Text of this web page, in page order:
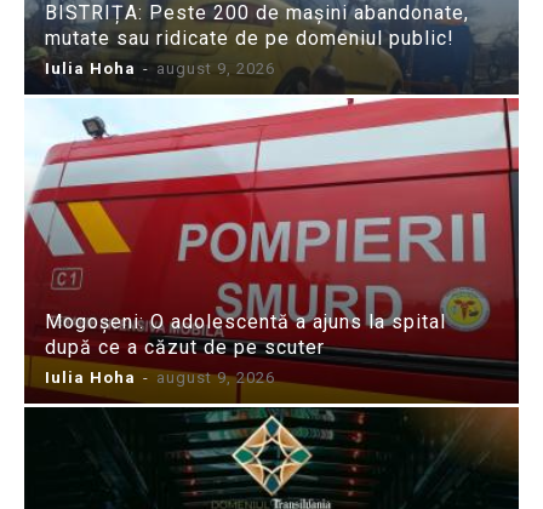
BISTRIȚA: Peste 200 de mașini abandonate,
mutate sau ridicate de pe domeniul public!
Iulia Hoha - august 9, 2026
Mogoșeni: O adolescentă a ajuns la spital
după ce a căzut de pe scuter
Iulia Hoha - august 9, 2026